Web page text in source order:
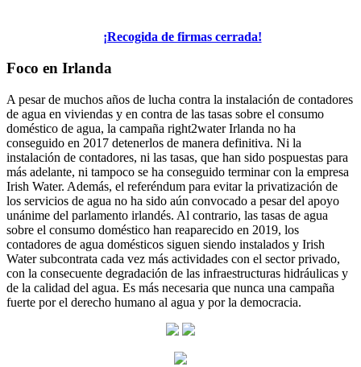
¡Recogida de firmas cerrada!
Foco en Irlanda
A pesar de muchos años de lucha contra la instalación de contadores
de agua en viviendas y en contra de las tasas sobre el consumo
doméstico de agua, la campaña right2water Irlanda no ha
conseguido en 2017 detenerlos de manera definitiva. Ni la
instalación de contadores, ni las tasas, que han sido pospuestas para
más adelante, ni tampoco se ha conseguido terminar con la empresa
Irish Water. Además, el referéndum para evitar la privatización de
los servicios de agua no ha sido aún convocado a pesar del apoyo
unánime del parlamento irlandés. Al contrario, las tasas de agua
sobre el consumo doméstico han reaparecido en 2019, los
contadores de agua domésticos siguen siendo instalados y Irish
Water subcontrata cada vez más actividades con el sector privado,
con la consecuente degradación de las infraestructuras hidráulicas y
de la calidad del agua. Es más necesaria que nunca una campaña
fuerte por el derecho humano al agua y por la democracia.